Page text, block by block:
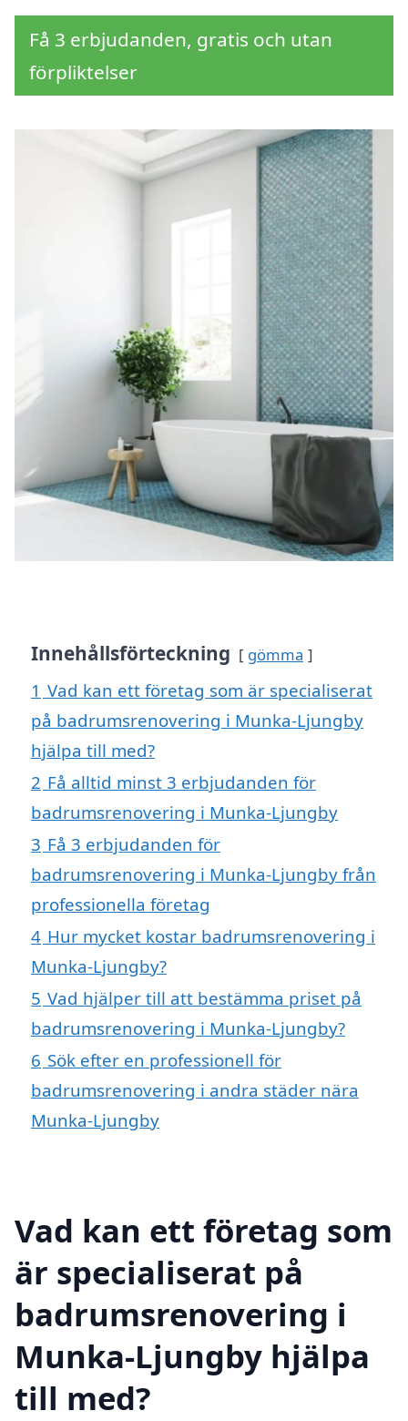
Få 3 erbjudanden, gratis och utan
förpliktelser
Innehållsförteckning gömma
1 Vad kan ett företag som är specialiserat
på badrumsrenovering i Munka-Ljungby
hjälpa till med?
2 Få alltid minst 3 erbjudanden för
badrumsrenovering i Munka-Ljungby
3 Få 3 erbjudanden för
badrumsrenovering i Munka-Ljungby från
professionella företag
4 Hur mycket kostar badrumsrenovering i
Munka-Ljungby?
5 Vad hjälper till att bestämma priset på
badrumsrenovering i Munka-Ljungby?
6 Sök efter en professionell för
badrumsrenovering i andra städer nära
Munka-Ljungby
Vad kan ett företag som
är specialiserat på
badrumsrenovering i
Munka-Ljungby hjälpa
till med?